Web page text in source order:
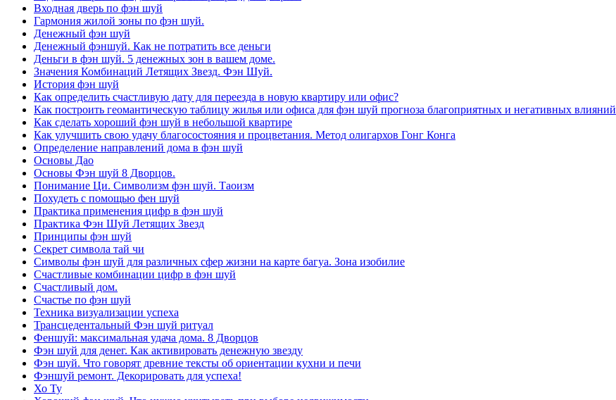
Входная дверь по фэн шуй
Гармония жилой зоны по фэн шуй.
Денежный фэн шуй
Денежный фэншуй. Как не потратить все деньги
Деньги в фэн шуй. 5 денежных зон в вашем доме.
Значения Комбинаций Летящих Звезд. Фэн Шуй.
История фэн шуй
Как определить счастливую дату для переезда в новую квартиру или офис?
Как построить геомантическую таблицу жилья или офиса для фэн шуй прогноза благоприятных и негативных влияний
Как сделать хороший фэн шуй в небольшой квартире
Как улучшить свою удачу благосостояния и процветания. Метод олигархов Гонг Конга
Определение направлений дома в фэн шуй
Основы Дао
Основы Фэн шуй 8 Дворцов.
Понимание Ци. Символизм фэн шуй. Таоизм
Похудеть с помощью фен шуй
Практика применения цифр в фэн шуй
Практика Фэн Шуй Летящих Звезд
Принципы фэн шуй
Секрет символа тай чи
Символы фэн шуй для различных сфер жизни на карте багуа. Зона изобилие
Счастливые комбинации цифр в фэн шуй
Счастливый дом.
Счастье по фэн шуй
Техника визуализации успеха
Трансцедентальный Фэн шуй ритуал
Феншуй: максимальная удача дома. 8 Дворцов
Фэн шуй для денег. Как активировать денежную звезду
Фэн шуй. Что говорят древние тексты об ориентации кухни и печи
Фэншуй ремонт. Декорировать для успеха!
Хо Ту